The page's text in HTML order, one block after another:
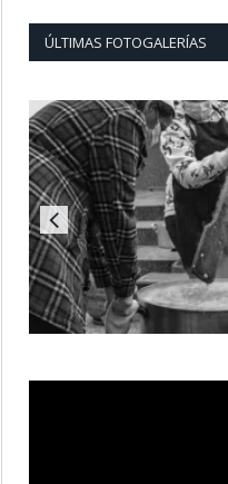
ÚLTIMAS FOTOGALERÍAS